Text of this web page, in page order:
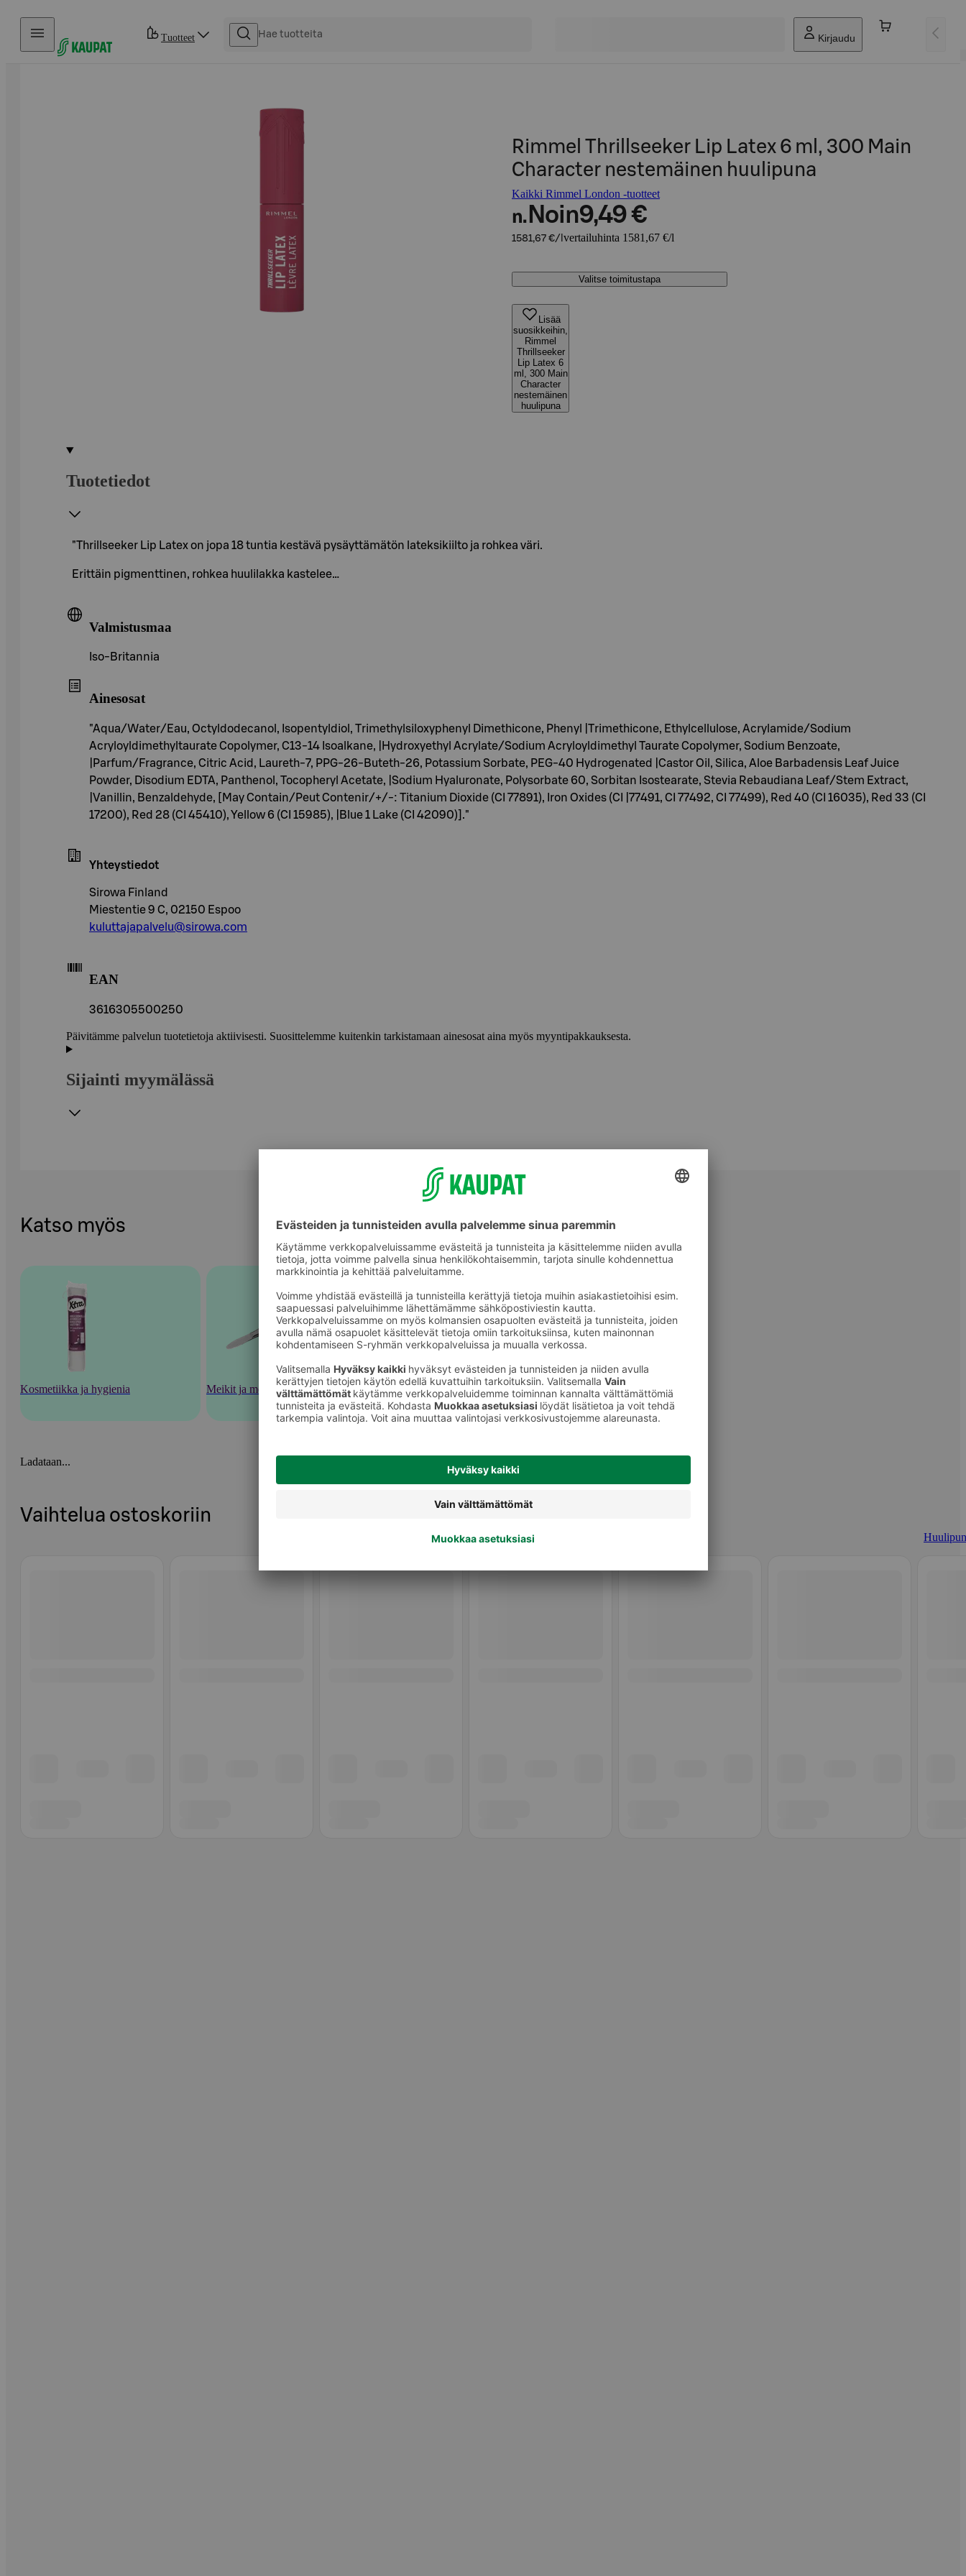
Hyppää sisältöön
Tuotteet Kirjaudu
Rimmel Thrillseeker Lip Latex 6 ml, 300 Main
Character nestemäinen huulipuna
Kaikki Rimmel London -tuotteet
n. Noin9,49 €
1581,67 €/l vertailuhinta 1581,67 €/l
Valitse toimitustapa
Lisää
suosikkeihin,
Rimmel
Thrillseeker
Lip Latex 6
ml, 300 Main
Character
nestemäinen
huulipuna
Tuotetiedot
"Thrillseeker Lip Latex on jopa 18 tuntia kestävä pysäyttämätön lateksikiilto ja rohkea väri.
Erittäin pigmenttinen, rohkea huulilakka kastelee…
Valmistusmaa
Iso-Britannia
Ainesosat
"Aqua/Water/Eau, Octyldodecanol, Isopentyldiol, Trimethylsiloxyphenyl Dimethicone, Phenyl |Trimethicone, Ethylcellulose, Acrylamide/Sodium
Acryloyldimethyltaurate Copolymer, C13-14 Isoalkane, |Hydroxyethyl Acrylate/Sodium Acryloyldimethyl Taurate Copolymer, Sodium Benzoate,
|Parfum/Fragrance, Citric Acid, Laureth-7, PPG-26-Buteth-26, Potassium Sorbate, PEG-40 Hydrogenated |Castor Oil, Silica, Aloe Barbadensis Leaf Juice
Powder, Disodium EDTA, Panthenol, Tocopheryl Acetate, |Sodium Hyaluronate, Polysorbate 60, Sorbitan Isostearate, Stevia Rebaudiana Leaf/Stem Extract,
|Vanillin, Benzaldehyde, [May Contain/Peut Contenir/+/-: Titanium Dioxide (CI 77891), Iron Oxides (CI |77491, CI 77492, CI 77499), Red 40 (CI 16035), Red 33 (CI
17200), Red 28 (CI 45410), Yellow 6 (CI 15985), |Blue 1 Lake (CI 42090)]."
Yhteystiedot
Sirowa Finland
Miestentie 9 C, 02150 Espoo
kuluttajapalvelu@sirowa.com
EAN
3616305500250
Päivitämme palvelun tuotetietoja aktiivisesti. Suosittelemme kuitenkin tarkistamaan ainesosat aina myös myyntipakkauksesta.
Sijainti myymälässä
Katso myös
Kosmetiikka ja hygienia Meikit ja meikkaustarvikkeet Huulipunat
Ladataan...
Vaihtelua ostoskoriin